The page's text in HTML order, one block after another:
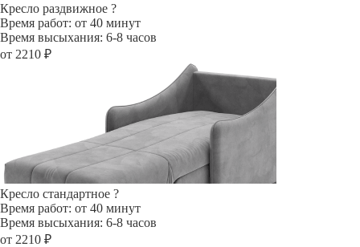
Кресло раздвижное ?
Время работ: от 40 минут
Время высыхания: 6-8 часов
от 2210 ₽
Кресло стандартное ?
Время работ: от 40 минут
Время высыхания: 6-8 часов
от 2210 ₽